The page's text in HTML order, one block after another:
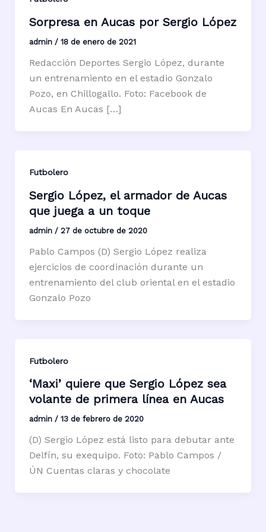
Sorpresa en Aucas por Sergio López
admin / 18 de enero de 2021
Redacción Deportes Sergio López, durante
un entrenamiento en el estadio Gonzalo
Pozo, en Chillogallo. Foto: Facebook de
Aucas En Aucas […]
Futbolero
Sergio López, el armador de Aucas
que juega a un toque
admin / 27 de octubre de 2020
Pablo Campos (D) Sergio López realiza
ejercicios de coordinación durante un
entrenamiento del club oriental en el estadio
Gonzalo Pozo
Futbolero
‘Maxi’ quiere que Sergio López sea
volante de primera línea en Aucas
admin / 13 de febrero de 2020
(D) Sergio López está listo para debutar ante
Delfín, su exequipo. Foto: Pablo Campos /
ÚN Cuentas claras y chocolate